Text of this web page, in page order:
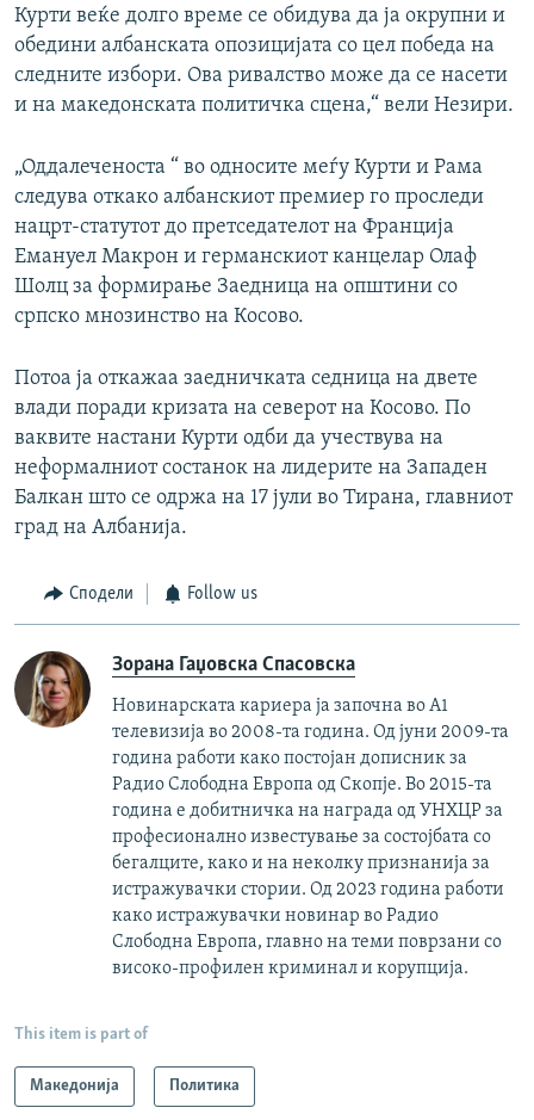
Курти веќе долго време се обидува да ја окрупни и
обедини албанската опозицијата со цел победа на
следните избори. Ова ривалство може да се насети
и на македонската политичка сцена,“ вели Незири.
„Оддалеченоста “ во односите меѓу Курти и Рама
следува откако албанскиот премиер го проследи
нацрт-статутот до претседателот на Франција
Емануел Макрон и германскиот канцелар Олаф
Шолц за формирање Заедница на општини со
српско мнозинство на Косово.
Потоа ја откажаа заедничката седница на двете
влади поради кризата на северот на Косово. По
ваквите настани Курти одби да учествува на
неформалниот состанок на лидерите на Западен
Балкан што се одржа на 17 јули во Тирана, главниот
град на Албанија.
Сподели Follow us
Зорана Гаџовска Спасовска
Новинарската кариера ја започна во А1
телевизија во 2008-та година. Од јуни 2009-та
година работи како постојан дописник за
Радио Слободна Европа од Скопје. Во 2015-та
година е добитничка на награда од УНХЦР за
професионално известување за состојбата со
бегалците, како и на неколку признанија за
истражувачки стории. Од 2023 година работи
како истражувачки новинар во Радио
Слободна Европа, главно на теми поврзани со
високо-профилен криминал и корупција.
This item is part of
Македонија Политика